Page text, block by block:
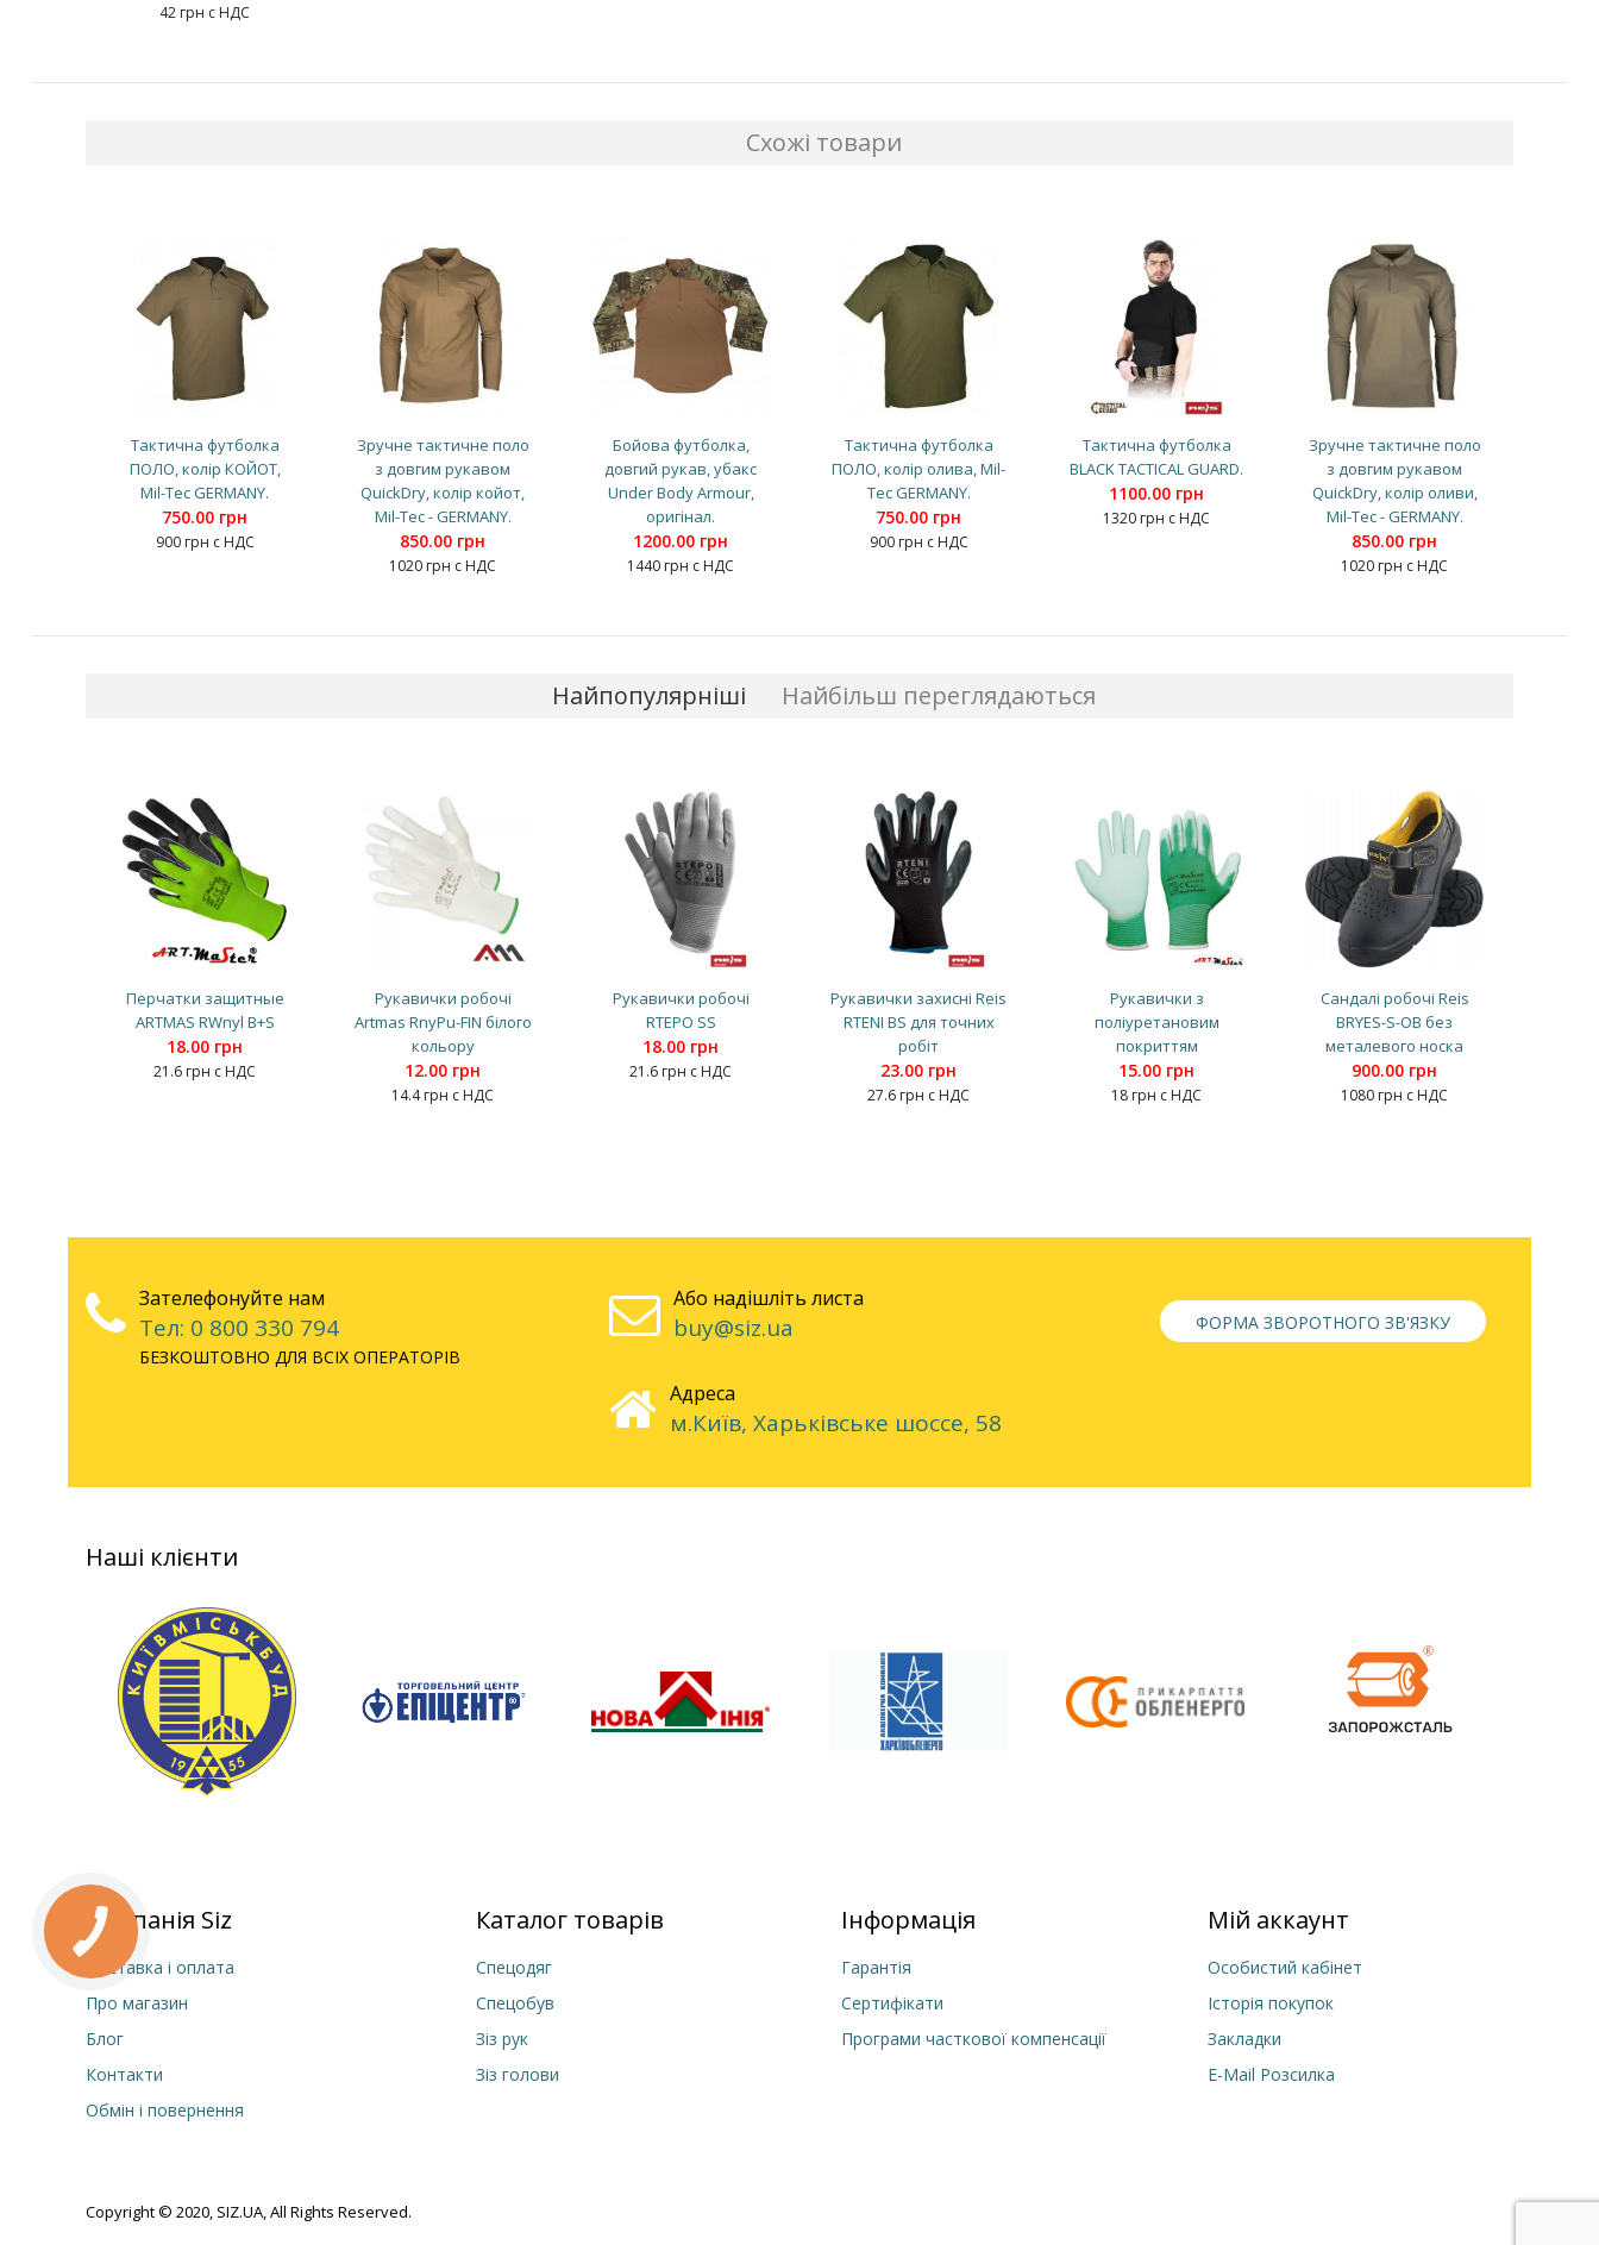
42 грн с НДС
Схожі товари
Тактична футболка
ПОЛО, колір КОЙОТ,
Mil-Tec GERMANY.
750.00 грн
900 грн с НДС
Зручне тактичне поло
з довгим рукавом
QuickDry, колір койот,
Mil-Tec - GERMANY.
850.00 грн
1020 грн с НДС
Бойова футболка,
довгий рукав, убакс
Under Body Armour,
оригінал.
1200.00 грн
1440 грн с НДС
Тактична футболка
ПОЛО, колір олива, Mil-
Tec GERMANY.
750.00 грн
900 грн с НДС
Тактична футболка
BLACK TACTICAL GUARD.
1100.00 грн
1320 грн с НДС
Зручне тактичне поло
з довгим рукавом
QuickDry, колір оливи,
Mil-Tec - GERMANY.
850.00 грн
1020 грн с НДС
Найпопулярніші Найбільш переглядаються
Перчатки защитные
ARTMAS RWnyl B+S
18.00 грн
21.6 грн с НДС
Рукавички робочі
Artmas RnyPu-FIN білого
кольору
12.00 грн
14.4 грн с НДС
Рукавички робочі
RTEPO SS
18.00 грн
21.6 грн с НДС
Рукавички захисні Reis
RTENI BS для точних
робіт
23.00 грн
27.6 грн с НДС
Рукавички з
поліуретановим
покриттям
15.00 грн
18 грн с НДС
Сандалі робочі Reis
BRYES-S-OB без
металевого носка
900.00 грн
1080 грн с НДС
Зателефонуйте нам
Тел: 0 800 330 794
БЕЗКОШТОВНО ДЛЯ ВСІХ ОПЕРАТОРІВ
Або надішліть листа
buy@siz.ua
Адреса
м.Київ, Харьківське шоссе, 58
ФОРМА ЗВОРОТНОГО ЗВ'ЯЗКУ
Наші клієнти
Компанія Siz
Доставка і оплата
Про магазин
Блог
Контакти
Обмін і повернення
Каталог товарів
Спецодяг
Спецобув
Зіз рук
Зіз голови
Інформація
Гарантія
Сертифікати
Програми часткової компенсації
Мій аккаунт
Особистий кабінет
Історія покупок
Закладки
E-Mail Розсилка
Copyright © 2020, SIZ.UA, All Rights Reserved.